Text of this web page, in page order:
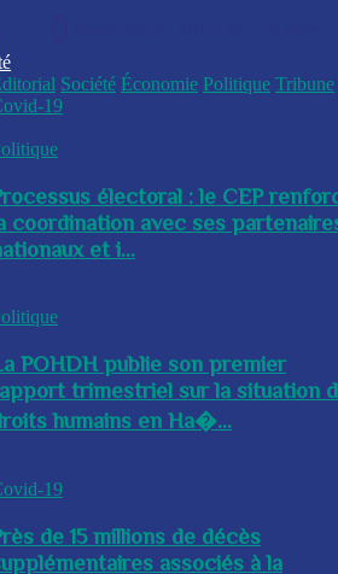
Société Économie Politique Tribune
19
électoral : le CEP
coordination avec ses
et i...
POHDH publie son premier
trimestriel sur la situation
humains en Ha�...
19
de 15 millions de décès
associés à la